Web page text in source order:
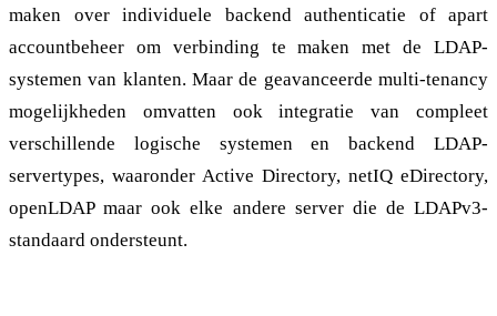
maken over individuele backend authenticatie of apart
accountbeheer om verbinding te maken met de LDAP-
systemen van klanten. Maar de geavanceerde multi-tenancy
mogelijkheden omvatten ook integratie van compleet
verschillende logische systemen en backend LDAP-
servertypes, waaronder Active Directory, netIQ eDirectory,
openLDAP maar ook elke andere server die de LDAPv3-
standaard ondersteunt.